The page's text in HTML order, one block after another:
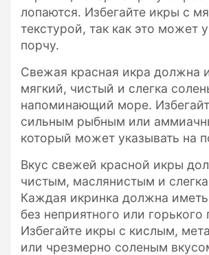
лопаются. Избегайте икры с
текстурой, так как это может
порчу.
Свежая красная икра должна
мягкий, чистый и слегка
напоминающий море.
сильным рыбным или
который может указывать на
Вкус свежей красной икры
чистым, маслянистым и
Каждая икринка должна
без неприятного или горького
Избегайте икры с кислым,
или чрезмерно соленым